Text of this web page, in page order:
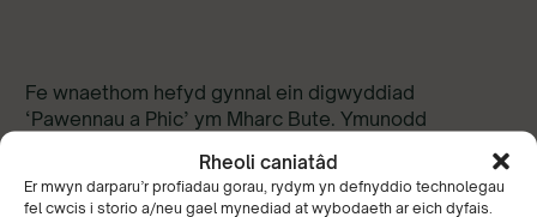
Rheoli caniatâd
Er mwyn darparu’r profiadau gorau, rydym yn defnyddio technolegau
fel cwcis i storio a/neu gael mynediad at wybodaeth ar eich dyfais.
Fe wnaethom hefyd gynnal ein digwyddiad
‘Pawennau a Phic’ ym Mharc Bute. Ymunodd
pedair coes) a gwestai arbennig, Behnaz Akhgar o
BBC Radio Wales, a gymerodd ran yn y glanhau a